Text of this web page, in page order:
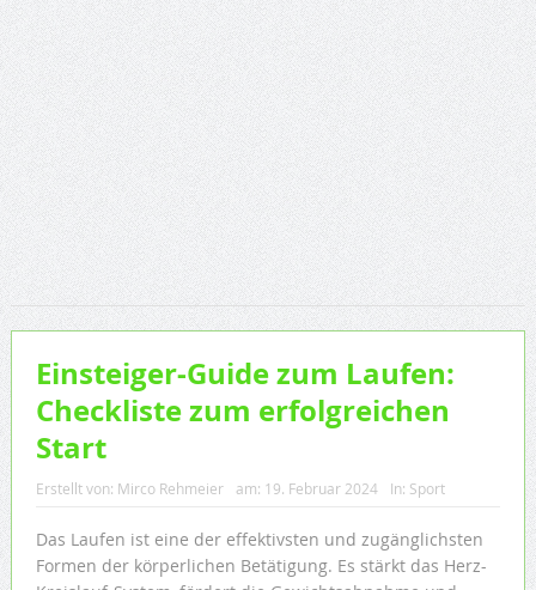
Einsteiger-Guide zum Laufen:
Checkliste zum erfolgreichen
Start
Erstellt von: Mirco Rehmeier am: 19. Februar 2024 In: Sport
Das Laufen ist eine der effektivsten und zugänglichsten
Formen der körperlichen Betätigung. Es stärkt das Herz-